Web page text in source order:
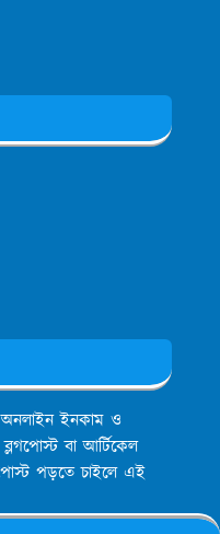
অনলাইন ইনকাম ও
বা আর্টিকেল
পড়তে চাইলে এই